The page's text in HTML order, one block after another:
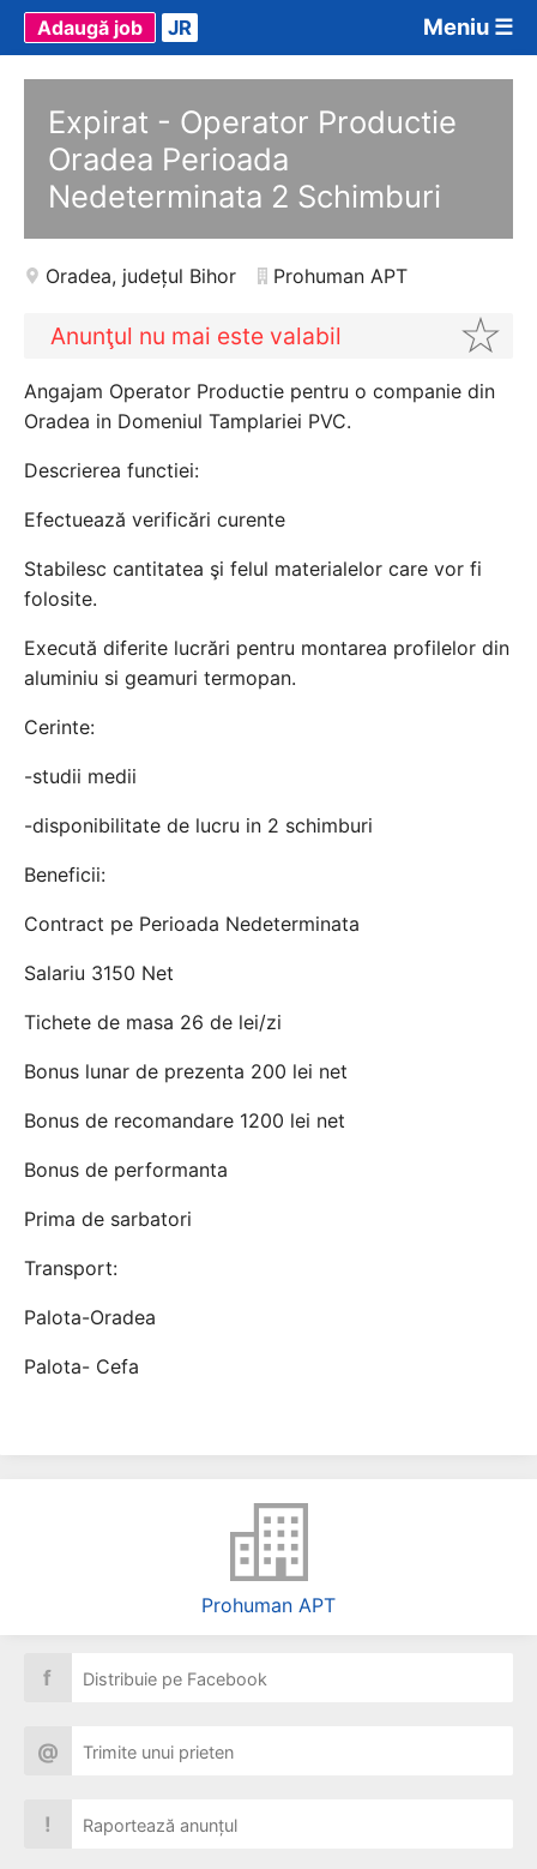
Meniu ☰
Adaugă job JR
Expirat - Operator Productie
Oradea Perioada
Nedeterminata 2 Schimburi
Oradea, județul Bihor Prohuman APT
Anunţul nu mai este valabil
Angajam Operator Productie pentru o companie din
Oradea in Domeniul Tamplariei PVC.
Descrierea functiei:
Efectuează verificări curente
Stabilesc cantitatea şi felul materialelor care vor fi
folosite.
Execută diferite lucrări pentru montarea profilelor din
aluminiu si geamuri termopan.
Cerinte:
-studii medii
-disponibilitate de lucru in 2 schimburi
Beneficii:
Contract pe Perioada Nedeterminata
Salariu 3150 Net
Tichete de masa 26 de lei/zi
Bonus lunar de prezenta 200 lei net
Bonus de recomandare 1200 lei net
Bonus de performanta
Prima de sarbatori
Transport:
Palota-Oradea
Palota- Cefa
Prohuman APT
f Distribuie pe Facebook
@ Trimite unui prieten
! Raportează anunțul